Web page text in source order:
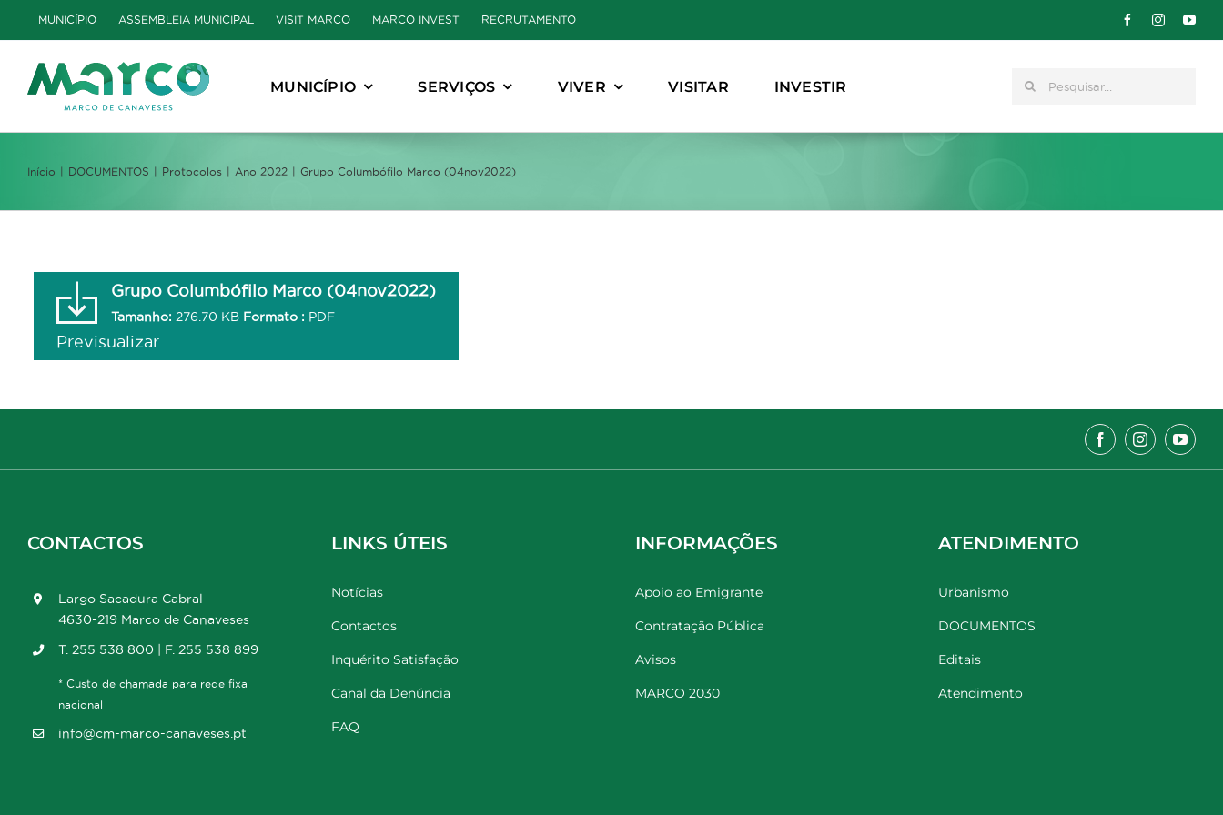
to
content
MUNICÍPIO ASSEMBLEIA MUNICIPAL VISIT MARCO MARCO INVEST RECRUTAMENTO
MUNICÍPIO SERVIÇOS VIVER VISITAR INVESTIR Pesquisar
Início DOCUMENTOS Protocolos Ano 2022 Grupo Columbófilo Marco (04nov2022)
Grupo Columbófilo Marco (04nov2022)
Tamanho: 276.70 KB Formato : PDF
Previsualizar
CONTACTOS
Largo Sacadura Cabral
4630-219 Marco de Canaveses
T. 255 538 800 | F. 255 538 899
* Custo de chamada para rede fixa
nacional
info@cm-marco-canaveses.pt
LINKS ÚTEIS
Notícias
Contactos
Inquérito Satisfação
Canal da Denúncia
FAQ
INFORMAÇÕES
Apoio ao Emigrante
Contratação Pública
Avisos
MARCO 2030
ATENDIMENTO
Urbanismo
DOCUMENTOS
Editais
Atendimento